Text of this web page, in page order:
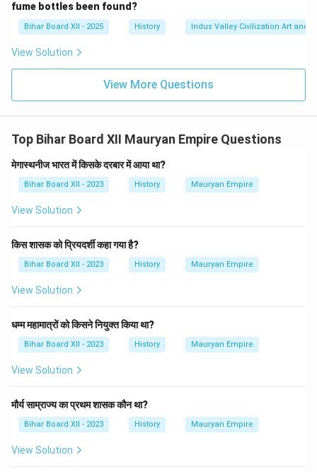
fume bottles been found?
Bihar Board XII - 2025 History Indus Valley Civilization Art and
View Solution
View More Questions
Top Bihar Board XII Mauryan Empire Questions
मेगास्थनीज भारत में किसके दरबार में आया था?
Bihar Board XII - 2023 History Mauryan Empire
View Solution
किस शासक को प्रियदर्शी कहा गया है?
Bihar Board XII - 2023 History Mauryan Empire
View Solution
धम्म महामात्रों को किसने नियुक्त किया था?
Bihar Board XII - 2023 History Mauryan Empire
View Solution
मौर्य साम्राज्य का प्रथम शासक कौन था?
Bihar Board XII - 2023 History Mauryan Empire
View Solution